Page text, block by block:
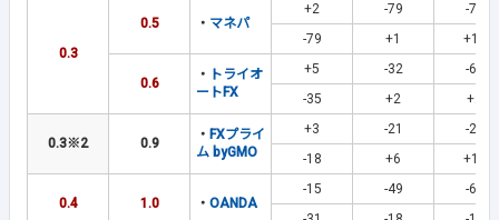
0.3
0.5 ・ マネパ
+2 -79
-72
-79
+1 +12
0.6
・
トライオ
ートFX
+5 -32
-64
-35
+2 +2
0.3※2 0.9
・ FXプライ
ム byGMO
+3 -21
-25
-18
+6 +15
0.4 1.0 ・ OANDA
-15 -49
-60